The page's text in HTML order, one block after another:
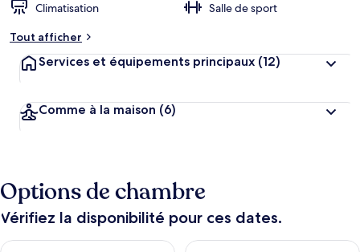
Climatisation
Salle de sport
Tout afficher
Services et équipements principaux (12)
Comme à la maison (6)
Options de chambre
Vérifiez la disponibilité pour ces dates.
Vérifier la disponibilité pour ce soir août 10 - août 11
Vérifier la disponibilité pour